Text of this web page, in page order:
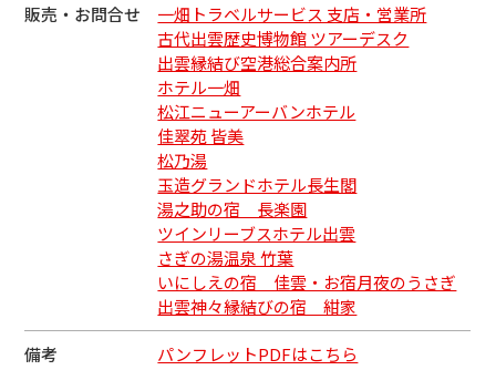
販売・お問合せ
一畑トラベルサービス 支店・営業所
古代出雲歴史博物館 ツアーデスク
出雲縁結び空港総合案内所
ホテル一畑
松江ニューアーバンホテル
佳翠苑 皆美
松乃湯
玉造グランドホテル長生閣
湯之助の宿 長楽園
ツインリーブスホテル出雲
さぎの湯温泉 竹葉
いにしえの宿 佳雲・お宿月夜のうさぎ
出雲神々縁結びの宿 紺家
備考 パンフレットPDFはこちら